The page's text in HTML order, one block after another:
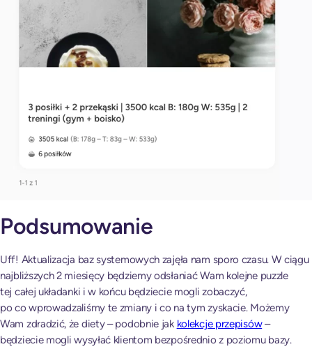
Podsumowanie
Uff! Aktualizacja baz systemowych zajęła nam sporo czasu. W ciągu
najbliższych 2 miesięcy będziemy odsłaniać Wam kolejne puzzle
tej całej układanki i w końcu będziecie mogli zobaczyć,
po co wprowadzaliśmy te zmiany i co na tym zyskacie. Możemy
Wam zdradzić, że diety – podobnie jak kolekcje przepisów–
będziecie mogli wysyłać klientom bezpośrednio z poziomu bazy.